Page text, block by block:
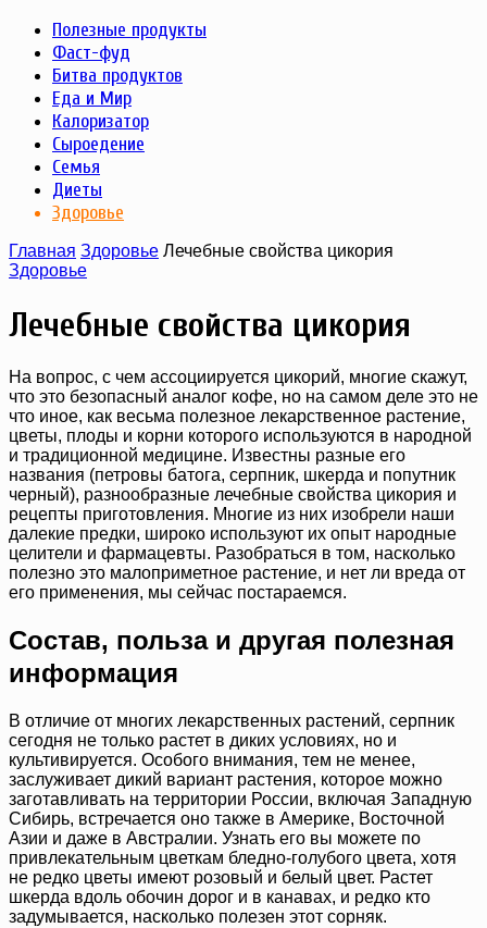
Полезные продукты
Фаст-фуд
Битва продуктов
Еда и Мир
Калоризатор
Сыроедение
Семья
Диеты
Здоровье
Главная Здоровье Лечебные свойства цикория
Здоровье
Лечебные свойства цикория
На вопрос, с чем ассоциируется цикорий, многие скажут,
что это безопасный аналог кофе, но на самом деле это не
что иное, как весьма полезное лекарственное растение,
цветы, плоды и корни которого используются в народной
и традиционной медицине. Известны разные его
названия (петровы батога, серпник, шкерда и попутник
черный), разнообразные лечебные свойства цикория и
рецепты приготовления. Многие из них изобрели наши
далекие предки, широко используют их опыт народные
целители и фармацевты. Разобраться в том, насколько
полезно это малоприметное растение, и нет ли вреда от
его применения, мы сейчас постараемся.
Состав, польза и другая полезная
информация
В отличие от многих лекарственных растений, серпник
сегодня не только растет в диких условиях, но и
культивируется. Особого внимания, тем не менее,
заслуживает дикий вариант растения, которое можно
заготавливать на территории России, включая Западную
Сибирь, встречается оно также в Америке, Восточной
Азии и даже в Австралии. Узнать его вы можете по
привлекательным цветкам бледно-голубого цвета, хотя
не редко цветы имеют розовый и белый цвет. Растет
шкерда вдоль обочин дорог и в канавах, и редко кто
задумывается, насколько полезен этот сорняк.